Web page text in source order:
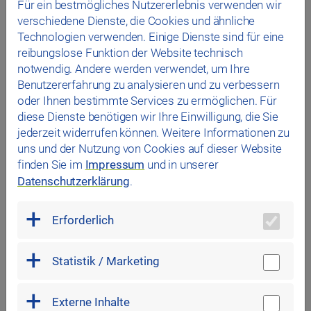
1 Person bei Gruppen ab 15 Besucher:innen
2 Personen bei Gruppen ab 25 Besucher:innen
Begleitpersonen von Schwerbehinderten, in deren
Ausweis ein „B“ (Begleitperson) eingetragen ist
Zzgl. 5,00 € Pfand: Beim Kauf einer Jahres- oder Zehnerkarte wird
eine Pfandgebühr von 5,00 € erhoben, die nach Rückgabe der Karte
erstattet wird.
2)
Übertragbar; kann nur einmal am Tag verwendet werden; bei den
die Voraussetzungen erfüllt sein. Gültig vom Ausstellungstag an 365
Gültig für Inhaber:innen eines von der Stadt Regensburg/dem
der personalbesetzten Kasse erhältlich.
Für ein bestmögliches Nutzererlebnis verwenden wir
verschiedene Dienste, die Cookies und ähnliche
Technologien verwenden. Einige Dienste sind für eine
reibungslose Funktion der Website technisch
notwendig. Andere werden verwendet, um Ihre
Benutzererfahrung zu analysieren und zu verbessern
oder Ihnen bestimmte Services zu ermöglichen. Für
diese Dienste benötigen wir Ihre Einwilligung, die Sie
jederzeit widerrufen können. Weitere Informationen zu
uns und der Nutzung von Cookies auf dieser Website
finden Sie im Impressum und in unserer
Datenschutzerklärung.
Erforderlich
Statistik / Marketing
Externe Inhalte